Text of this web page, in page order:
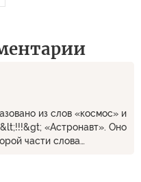
из слов «космос» и
«Астронавт». Оно
части слова